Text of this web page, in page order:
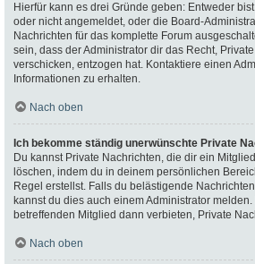
Hierfür kann es drei Gründe geben: Entweder
oder nicht angemeldet, oder die Board-
Nachrichten für das komplette Forum
sein, dass der Administrator dir das Recht,
verschicken, entzogen hat. Kontaktiere einen
Informationen zu erhalten.
Nach oben
Ich bekomme ständig unerwünschte Private
Du kannst Private Nachrichten, die dir ein
löschen, indem du in deinem persönlichen
Regel erstellst. Falls du belästigende
kannst du dies auch einem Administrator
betreffenden Mitglied dann verbieten, Private
Nach oben